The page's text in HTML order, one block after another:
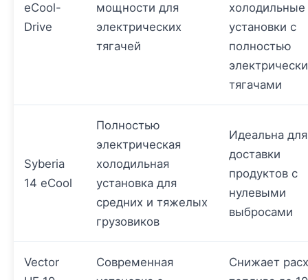
eCool-
Drive
мощности для
электрических
тягачей
холодильные
установки с
полностью
тягачами
Syberia
14 eCool
Полностью
электрическая
холодильная
установка для
средних и тяжелых
грузовиков
Идеальна для
доставки
продуктов с
нулевыми
выбросами
Vector
Современная
Снижает